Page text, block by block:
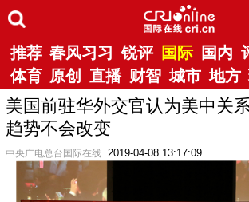
推荐 春风习习 锐评 国际 国内
体育 原创 直播 财智 城市 地方
美国前驻华外交官认为美中关
趋势不会改变
中央广电总台国际在线 2019-04-08 13:17:09